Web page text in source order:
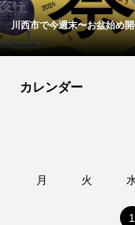
川西市で今週末〜お盆始め
カレンダー
月 火
1